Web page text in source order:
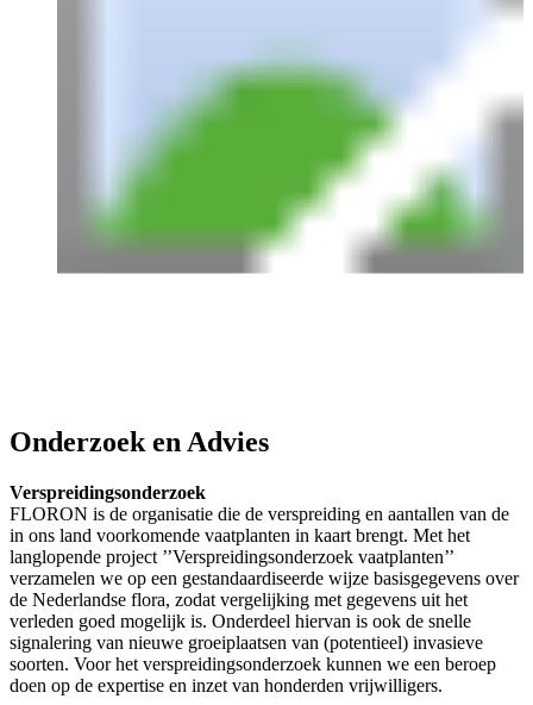
Onderzoek en Advies
Verspreidingsonderzoek
FLORON is de organisatie die de verspreiding en aantallen van de
in ons land voorkomende vaatplanten in kaart brengt. Met het
langlopende project ’’Verspreidingsonderzoek vaatplanten’’
verzamelen we op een gestandaardiseerde wijze basisgegevens over
de Nederlandse flora, zodat vergelijking met gegevens uit het
verleden goed mogelijk is. Onderdeel hiervan is ook de snelle
signalering van nieuwe groeiplaatsen van (potentieel) invasieve
soorten. Voor het verspreidingsonderzoek kunnen we een beroep
doen op de expertise en inzet van honderden vrijwilligers.